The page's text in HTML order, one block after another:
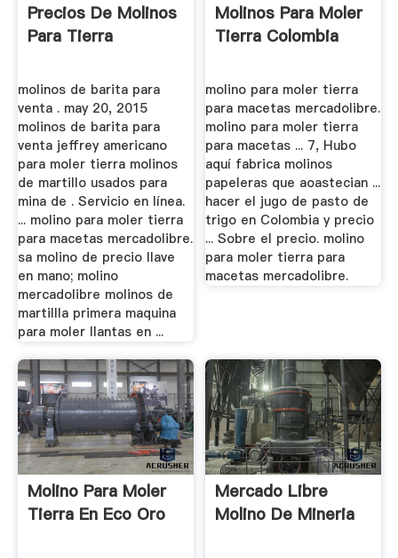
Precios De Molinos
Para Tierra
molinos de barita para
venta . may 20, 2015
molinos de barita para
venta jeffrey americano
para moler tierra molinos
de martillo usados para
mina de . Servicio en línea.
... molino para moler tierra
para macetas mercadolibre.
sa molino de precio llave
en mano; molino
mercadolibre molinos de
martillla primera maquina
para moler llantas en ...
Molinos Para Moler
Tierra Colombia
molino para moler tierra
para macetas mercadolibre.
molino para moler tierra
para macetas ... 7, Hubo
aquí fabrica molinos
papeleras que aoastecian ...
hacer el jugo de pasto de
trigo en Colombia y precio
... Sobre el precio. molino
para moler tierra para
macetas mercadolibre.
Molino Para Moler
Tierra En Eco Oro
Mercado Libre
Molino De Mineria